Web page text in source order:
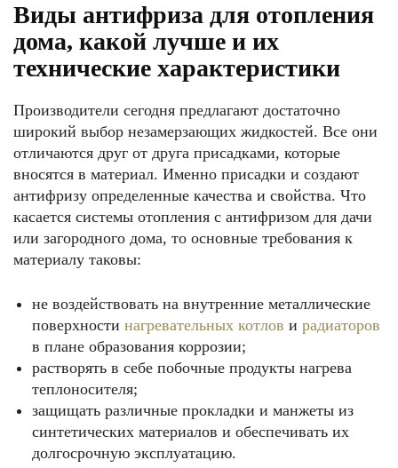
Виды антифриза для отопления
дома, какой лучше и их
технические характеристики
Производители сегодня предлагают достаточно
широкий выбор незамерзающих жидкостей. Все они
отличаются друг от друга присадками, которые
вносятся в материал. Именно присадки и создают
антифризу определенные качества и свойства. Что
касается системы отопления с антифризом для дачи
или загородного дома, то основные требования к
материалу таковы:
не воздействовать на внутренние металлические
поверхности нагревательных котлов и радиаторов
в плане образования коррозии;
растворять в себе побочные продукты нагрева
теплоносителя;
защищать различные прокладки и манжеты из
синтетических материалов и обеспечивать их
долгосрочную эксплуатацию.